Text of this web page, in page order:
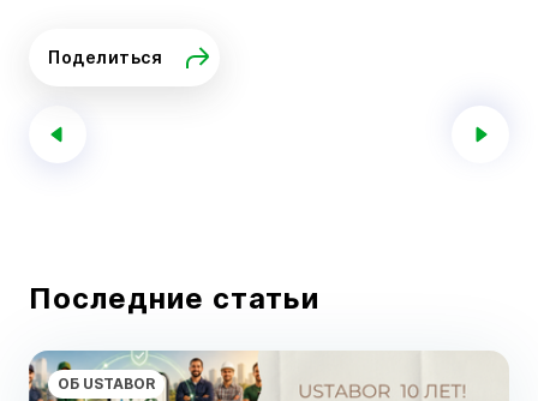
Поделиться
Последние статьи
ОБ USTABOR